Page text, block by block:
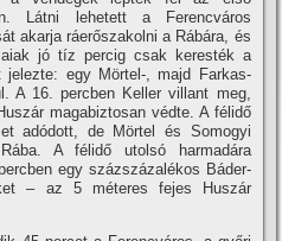
Látni lehetett a Ferencváros
akarja ráerőszakolni a Rábára, és
jó tí­z percig csak keresték a
egy Mörtel-, majd Farkas-
A 16. percben Keller villant meg,
magabiztosan védte. A félidő
adódott, de Mörtel és Somogyi
A félidő utolsó harmadára
egy százszázalékos Báder-
– az 5 méteres fejes Huszár